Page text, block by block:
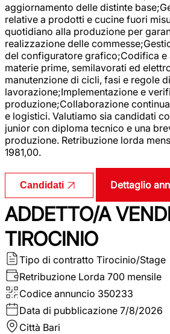
aggiornamento delle distinte
relative a prodotti e cucine fuori
quotidiano alla produzione per
realizzazione delle
del configuratore grafico;Codifica e
materie prime, semilavorati ed
manutenzione di cicli, fasi e regole di
lavorazione;Implementazione e
produzione;Collaborazione
e logistici. Valutiamo sia candidati
junior con diploma tecnico e una
produzione. Retribuzione lorda
1981,00.
Candidati Dettaglio
ADDETTO/A
TIROCINIO
Tipo di contratto Tirocinio/Stage
Retribuzione Lorda 700 mensile
Codice annuncio 350233
Data di pubblicazione 7/8/2026
Città Bari